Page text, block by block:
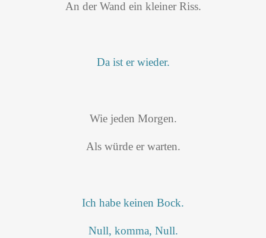
An der Wand ein kleiner Riss.
Da ist er wieder.
Wie jeden Morgen.
Als würde er warten.
Ich habe keinen Bock.
Null, komma, Null.